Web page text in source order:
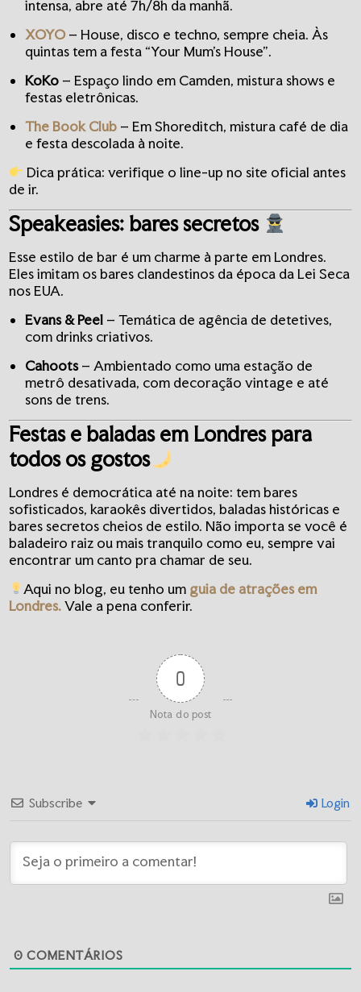
intensa, abre até 7h/8h da manhã.
XOYO– House, disco e techno, sempre cheia. Às
quintas tem a festa “Your Mum’s House”.
KoKo – Espaço lindo em Camden, mistura shows e
festas eletrônicas.
The Book Club – Em Shoreditch, mistura café de dia
e festa descolada à noite.
Dica prática: verifique o line-up no site oficial antes
de ir.
Speakeasies: bares secretos
Esse estilo de bar é um charme à parte em Londres.
Eles imitam os bares clandestinos da época da Lei Seca
nos EUA.
Evans & Peel – Temática de agência de detetives,
com drinks criativos.
Cahoots– Ambientado como uma estação de
metrô desativada, com decoração vintage e até
sons de trens.
Festas e baladas em Londres para
todos os gostos
Londres é democrática até na noite: tem bares
sofisticados, karaokês divertidos, baladas históricas e
bares secretos cheios de estilo. Não importa se você é
baladeiro raiz ou mais tranquilo como eu, sempre vai
encontrar um canto pra chamar de seu.
Aqui no blog, eu tenho um guia de atrações em
Londres.Vale a pena conferir.
0
Nota do post
Subscribe Login
0 COMENTÁRIOS